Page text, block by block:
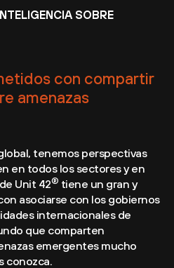
SOBRE
con compartir
amenazas
tenemos perspectivas
en todos los sectores y en
Unit 42® tiene un gran y
asociarse con los gobiernos
internacionales de
que comparten
emergentes mucho
conozca.